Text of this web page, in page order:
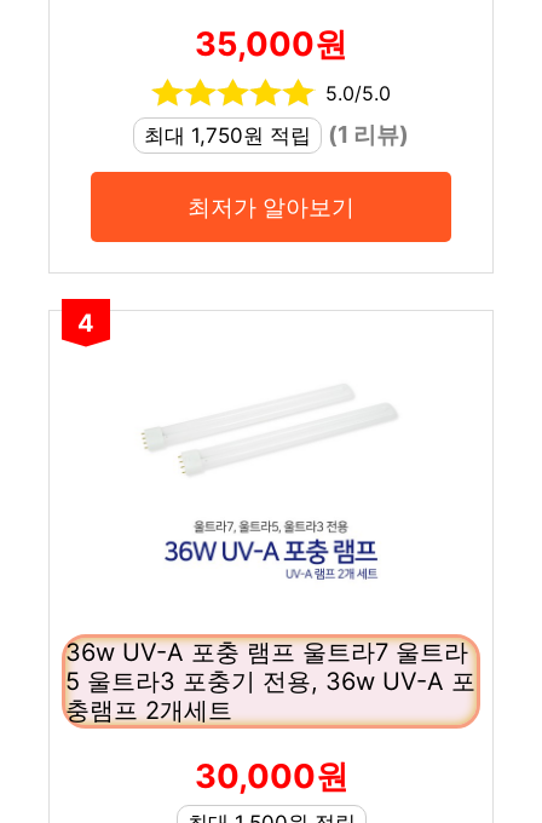
35,000원
5.0/5.0
최대 1,750원 적립
(1 리뷰)
최저가 알아보기
4
36w UV-A 포충 램프 울트라7 울트라
5 울트라3 포충기 전용, 36w UV-A 포
충램프 2개세트
30,000원